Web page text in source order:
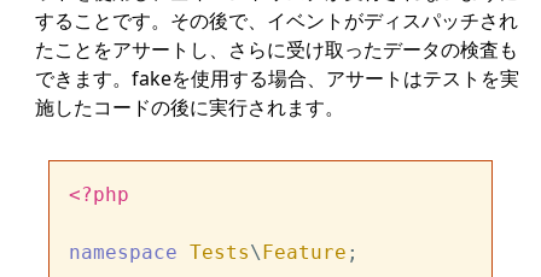
することです。その後で、イベントがディスパッチされ
たことをアサートし、さらに受け取ったデータの検査も
できます。fakeを使用する場合、アサートはテストを実
施したコードの後に実行されます。
<?php
namespace Tests\Feature ;